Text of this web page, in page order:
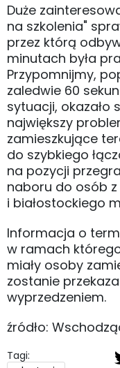
Duże
na szkolenia"
przez którą
minutach była
Przypomnijmy,
zaledwie 60
sytuacji, okazało
największy
zamieszkujące
do szybkiego
na pozycji
naboru do osób
i białostockiego
Informacja o
w ramach
miały osoby
zostanie
wyprzedzeniem.
źródło:
Tagi: